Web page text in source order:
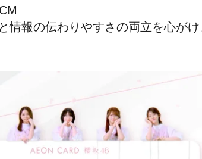
情報の伝わりやすさの両立を心が